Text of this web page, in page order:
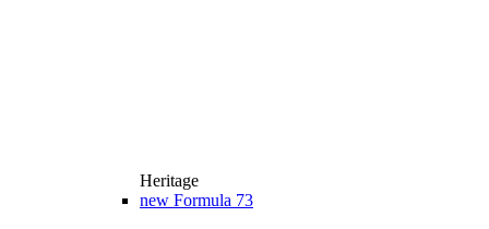
Heritage
new Formula 73